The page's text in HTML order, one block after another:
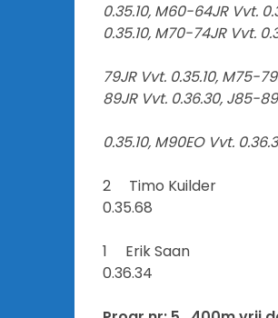
0.35.10, M60-64JR Vvt.
0.35.10, M70-74JR Vvt.
79JR Vvt. 0.35.10, M75-
89JR Vvt. 0.36.30, J85-
0.35.10, M90EO Vvt.
2 Timo
0.35.68
1 Erik
0.36.34